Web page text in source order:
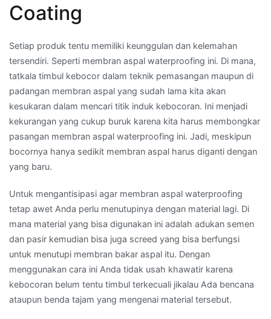
Coating
Setiap produk tentu memiliki keunggulan dan kelemahan
tersendiri. Seperti membran aspal waterproofing ini. Di mana,
tatkala timbul kebocor dalam teknik pemasangan maupun di
padangan membran aspal yang sudah lama kita akan
kesukaran dalam mencari titik induk kebocoran. Ini menjadi
kekurangan yang cukup buruk karena kita harus membongkar
pasangan membran aspal waterproofing ini. Jadi, meskipun
bocornya hanya sedikit membran aspal harus diganti dengan
yang baru.
Untuk mengantisipasi agar membran aspal waterproofing
tetap awet Anda perlu menutupinya dengan material lagi. Di
mana material yang bisa digunakan ini adalah adukan semen
dan pasir kemudian bisa juga screed yang bisa berfungsi
untuk menutupi membran bakar aspal itu. Dengan
menggunakan cara ini Anda tidak usah khawatir karena
kebocoran belum tentu timbul terkecuali jikalau Ada bencana
ataupun benda tajam yang mengenai material tersebut.